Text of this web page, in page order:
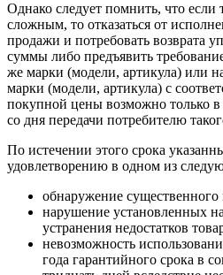
Однако следует помнить, что если
сложным, то отказаться от
продажи и потребовать возврата
суммы либо предъявить
же марки (модели, артикула) или
марки (модели, артикула) с
покупной цены возможно только в
со дня передачи потребителю
По истечении этого срока
удовлетворению в одном из
обнаружение существенного
нарушение установленных
устранения недостатков
невозможность
года гарантийного срока в